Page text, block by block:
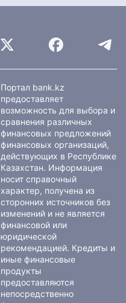
Портал bank.kz
предоставляет
возможность для выбора и
сравнения различных
финансовых предложений
финансовых организаций,
действующих в Республике
Казахстан. Информация
носит справочный
характер, получена из
сторонних источников без
изменений и не является
финансовой или
юридической
рекомендацией. Кредиты и
иные финансовые
продукты
предоставляются
непосредственно